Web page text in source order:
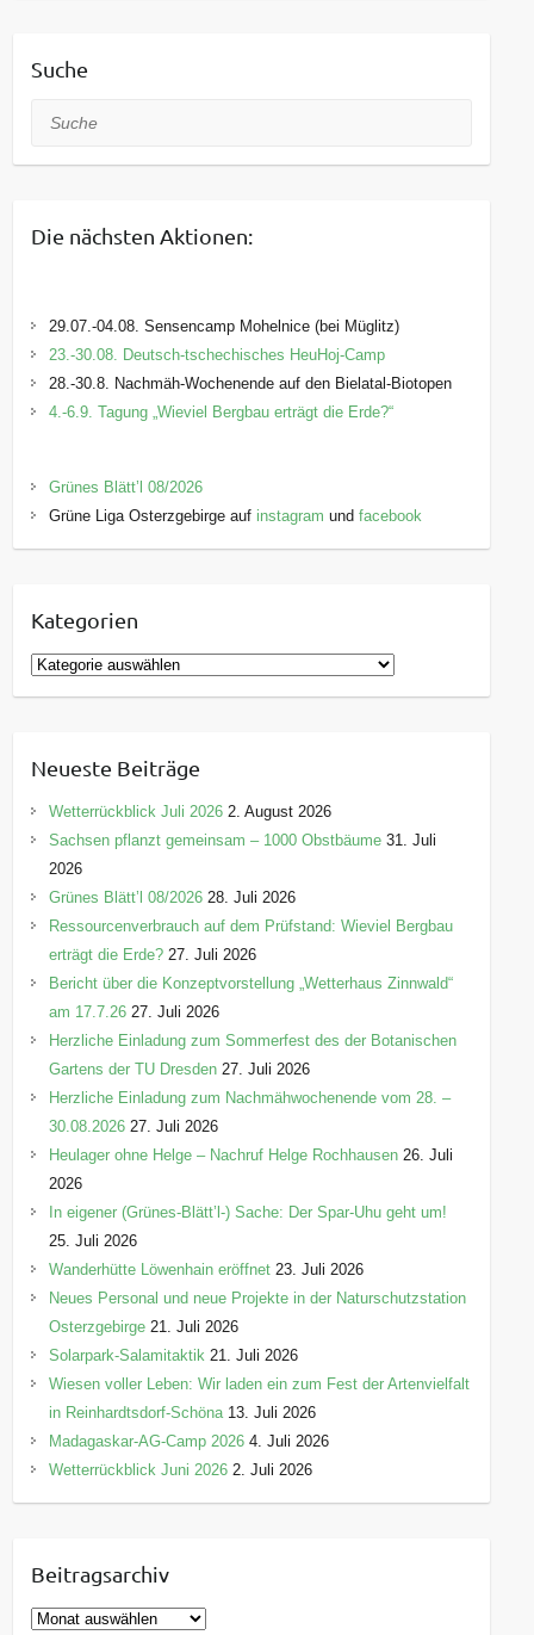
Suche
Suche
Die nächsten Aktionen:
29.07.-04.08. Sensencamp Mohelnice (bei Müglitz)
23.-30.08. Deutsch-tschechisches HeuHoj-Camp
28.-30.8. Nachmäh-Wochenende auf den Bielatal-Biotopen
4.-6.9. Tagung „Wieviel Bergbau erträgt die Erde?“
Grünes Blätt’l 08/2026
Grüne Liga Osterzgebirge auf instagram undfacebook
Kategorien
K
a
g
o
r
e
n
Neueste Beiträge
Wetterrückblick Juli 2026 2. August 2026
Sachsen pflanzt gemeinsam – 1000 Obstbäume 31. Juli
2026
Grünes Blätt’l 08/2026 28. Juli 2026
Ressourcenverbrauch auf dem Prüfstand: Wieviel Bergbau
erträgt die Erde? 27. Juli 2026
Bericht über die Konzeptvorstellung „Wetterhaus Zinnwald“
am 17.7.26 27. Juli 2026
Herzliche Einladung zum Sommerfest des der Botanischen
Gartens der TU Dresden 27. Juli 2026
Herzliche Einladung zum Nachmähwochenende vom 28. –
30.08.2026 27. Juli 2026
Heulager ohne Helge – Nachruf Helge Rochhausen 26. Juli
2026
In eigener (Grünes-Blätt’l-) Sache: Der Spar-Uhu geht um!
25. Juli 2026
Wanderhütte Löwenhain eröffnet 23. Juli 2026
Neues Personal und neue Projekte in der Naturschutzstation
Osterzgebirge 21. Juli 2026
Solarpark-Salamitaktik 21. Juli 2026
Wiesen voller Leben: Wir laden ein zum Fest der Artenvielfalt
in Reinhardtsdorf-Schöna 13. Juli 2026
Madagaskar-AG-Camp 2026 4. Juli 2026
Wetterrückblick Juni 2026 2. Juli 2026
Beitragsarchiv
B